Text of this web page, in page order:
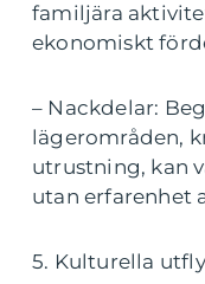
familjära
ekonomiskt
– Nackdelar:
lägerområden,
utrustning, kan
utan erfarenhet
5. Kulturella